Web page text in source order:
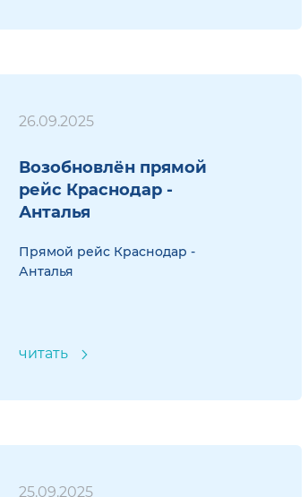
26.09.2025
Возобновлён прямой
рейс Краснодар -
Анталья
Прямой рейс Краснодар -
Анталья
читать
25.09.2025